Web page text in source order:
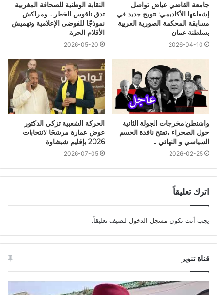
جامعة القاضي عياض تواصل
إشعاعها الأكاديمي: تتويج جديد في
مسابقة المحكمة الصورية العربية
بسلطنة عمان
2026-04-10
النقابة الوطنية للصحافة المغربية
تدق ناقوس الخطر… ومراكش
نموذجًا للفوضى الإعلامية وتهميش
الأقلام الحرة.
2026-05-20
واشنطن:مخرجات الجولة الثانية
حول الصحراء ،تفتح نافذة الحسم
السياسي و النهائي ..
2026-02-25
الحركة الشعبية تزكي الدكتور
عوض عمارة مرشحًا لانتخابات
2026 بإقليم شيشاوة
2026-07-05
اترك تعليقاً
يجب أنت تكون مسجل الدخول لتضيف تعليقاً.
قناة تنوير